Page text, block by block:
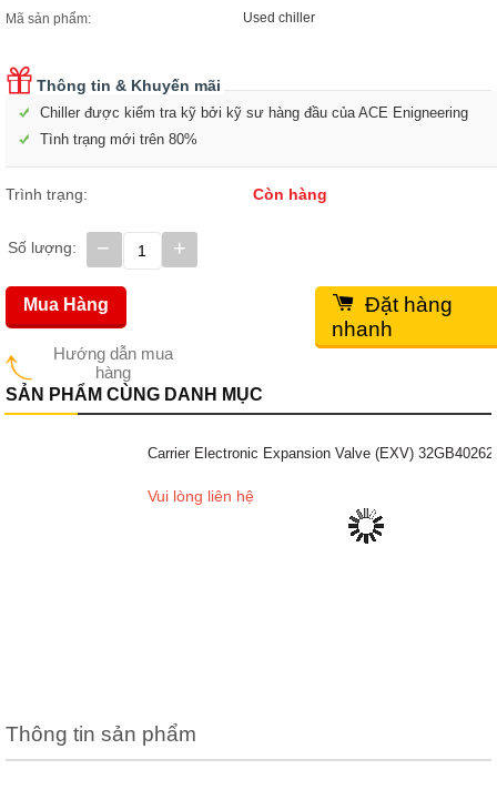
Mã sản phẩm: Used chiller
Thông tin & Khuyến mãi
Chiller được kiểm tra kỹ bởi kỹ sư hàng đầu của ACE Enigneering
Tình trạng mới trên 80%
Trình trạng: Còn hàng
Số lượng: +
−
Hướng dẫn mua
hàng
Mua Hàng
Đặt hàng
nhanh
SẢN PHẨM CÙNG DANH MỤC
Carrier Electronic Expansion Valve (EXV) 32GB402624
Thông tin sản phẩm